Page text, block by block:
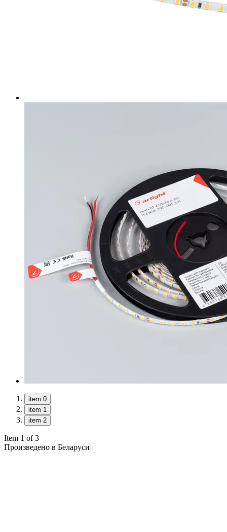
item 0
item 1
item 2
Item 1 of 3
Произведено в Беларуси